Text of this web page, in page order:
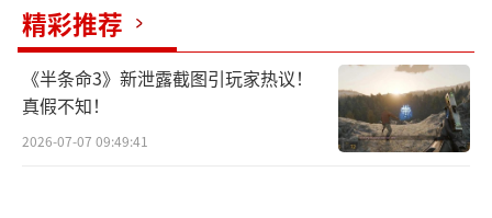
精彩推荐
《半条命3》新泄露截图引玩家热议！
真假不知！
2026-07-07 09:49:41